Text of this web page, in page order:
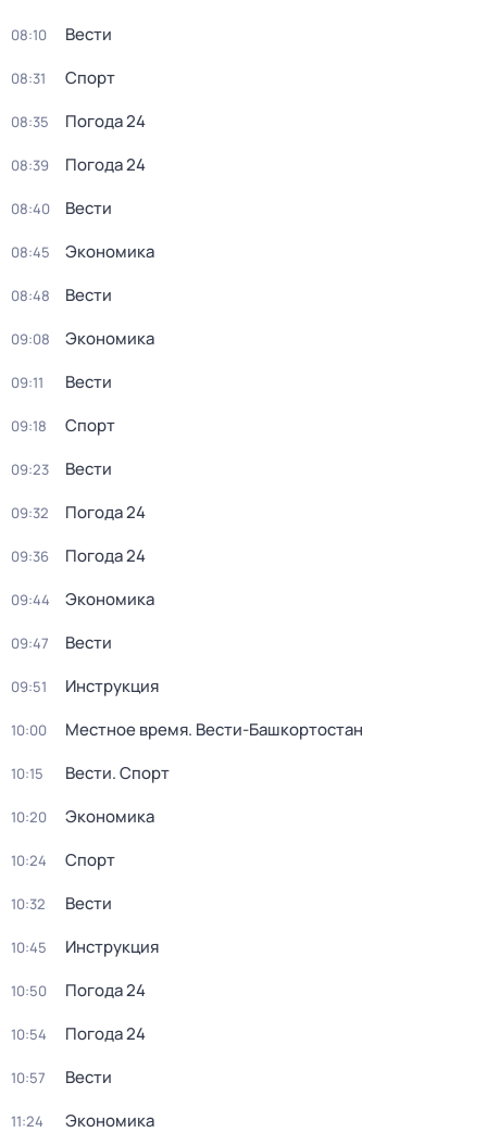
08:10 Вести
08:31 Спорт
08:35 Погода 24
08:39 Погода 24
08:40 Вести
08:45 Экономика
08:48 Вести
09:08 Экономика
09:11 Вести
09:18 Спорт
09:23 Вести
09:32 Погода 24
09:36 Погода 24
09:44 Экономика
09:47 Вести
09:51 Инструкция
10:00 Местное время. Вести-Башкортостан
10:15 Вести. Спорт
10:20 Экономика
10:24 Спорт
10:32 Вести
10:45 Инструкция
10:50 Погода 24
10:54 Погода 24
10:57 Вести
11:24 Экономика